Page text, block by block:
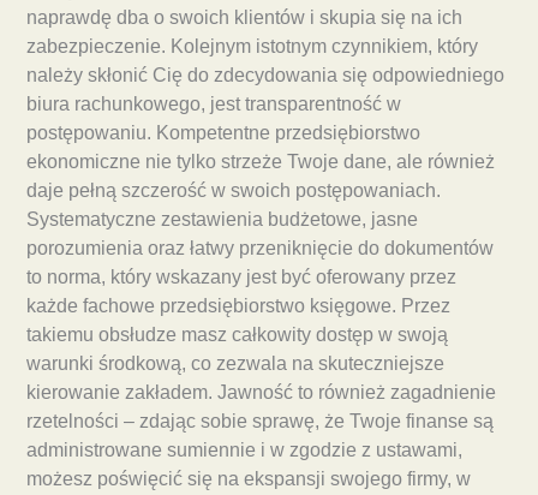
naprawdę dba o swoich klientów i skupia się na ich
zabezpieczenie. Kolejnym istotnym czynnikiem, który
należy skłonić Cię do zdecydowania się odpowiedniego
biura rachunkowego, jest transparentność w
postępowaniu. Kompetentne przedsiębiorstwo
ekonomiczne nie tylko strzeże Twoje dane, ale również
daje pełną szczerość w swoich postępowaniach.
Systematyczne zestawienia budżetowe, jasne
porozumienia oraz łatwy przeniknięcie do dokumentów
to norma, który wskazany jest być oferowany przez
każde fachowe przedsiębiorstwo księgowe. Przez
takiemu obsłudze masz całkowity dostęp w swoją
warunki środkową, co zezwala na skuteczniejsze
kierowanie zakładem. Jawność to również zagadnienie
rzetelności – zdając sobie sprawę, że Twoje finanse są
administrowane sumiennie i w zgodzie z ustawami,
możesz poświęcić się na ekspansji swojego firmy, w